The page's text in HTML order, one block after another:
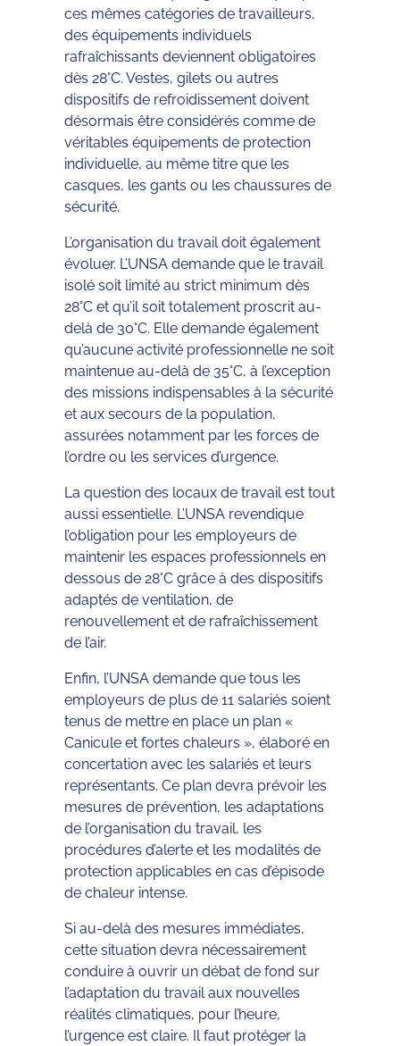
ces mêmes catégories de travailleurs,
des équipements individuels
rafraîchissants deviennent obligatoires
dès 28°C. Vestes, gilets ou autres
dispositifs de refroidissement doivent
désormais être considérés comme de
véritables équipements de protection
individuelle, au même titre que les
casques, les gants ou les chaussures de
sécurité.
L’organisation du travail doit également
évoluer. L’UNSA demande que le travail
isolé soit limité au strict minimum dès
28°C et qu’il soit totalement proscrit au-
delà de 30°C. Elle demande également
qu’aucune activité professionnelle ne soit
maintenue au-delà de 35°C, à l’exception
des missions indispensables à la sécurité
et aux secours de la population,
assurées notamment par les forces de
l’ordre ou les services d’urgence.
La question des locaux de travail est tout
aussi essentielle. L’UNSA revendique
l’obligation pour les employeurs de
maintenir les espaces professionnels en
dessous de 28°C grâce à des dispositifs
adaptés de ventilation, de
renouvellement et de rafraîchissement
de l’air.
Enfin, l’UNSA demande que tous les
employeurs de plus de 11 salariés soient
tenus de mettre en place un plan «
Canicule et fortes chaleurs », élaboré en
concertation avec les salariés et leurs
représentants. Ce plan devra prévoir les
mesures de prévention, les adaptations
de l’organisation du travail, les
procédures d’alerte et les modalités de
protection applicables en cas d’épisode
de chaleur intense.
Si au-delà des mesures immédiates,
cette situation devra nécessairement
conduire à ouvrir un débat de fond sur
l’adaptation du travail aux nouvelles
réalités climatiques, pour l’heure,
l’urgence est claire. Il faut protéger la